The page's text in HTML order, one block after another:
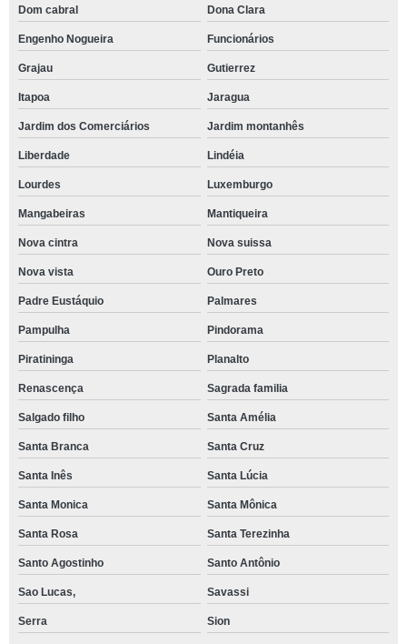
Dom cabral Dona Clara
Engenho Nogueira Funcionários
Grajau Gutierrez
Itapoa Jaragua
Jardim dos Comerciários Jardim montanhês
Liberdade Lindéia
Lourdes Luxemburgo
Mangabeiras Mantiqueira
Nova cintra Nova suissa
Nova vista Ouro Preto
Padre Eustáquio Palmares
Pampulha Pindorama
Piratininga Planalto
Renascença Sagrada familia
Salgado filho Santa Amélia
Santa Branca Santa Cruz
Santa Inês Santa Lúcia
Santa Monica Santa Mônica
Santa Rosa Santa Terezinha
Santo Agostinho Santo Antônio
Sao Lucas, Savassi
Serra Sion